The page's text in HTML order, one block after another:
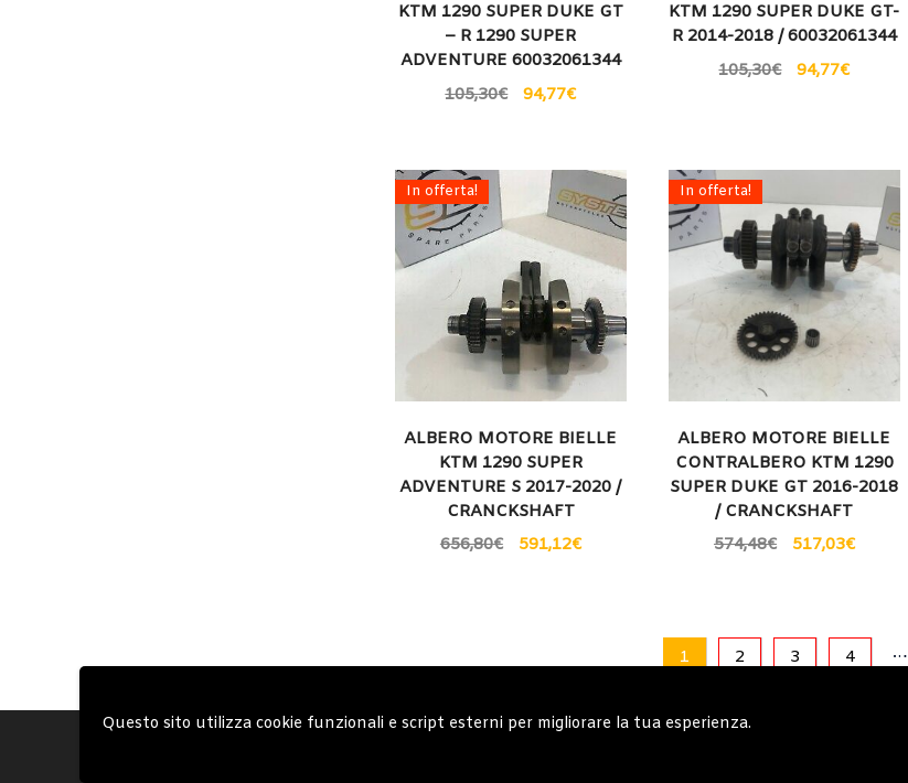
Questo sito utilizza cookie funzionali e script esterni per migliorare la tua esperienza.
KTM 1290 SUPER DUKE GT
– R 1290 SUPER
ADVENTURE 60032061344
105,30€ 94,77€
KTM 1290 SUPER DUKE GT-
R 2014-2018 / 60032061344
105,30€ 94,77€
In offerta!
ALBERO MOTORE BIELLE
KTM 1290 SUPER
ADVENTURE S 2017-2020 /
CRANCKSHAFT
656,80€ 591,12€
In offerta!
ALBERO MOTORE BIELLE
CONTRALBERO KTM 1290
SUPER DUKE GT 2016-2018
/ CRANCKSHAFT
574,48€ 517,03€
1 2 3 4 …